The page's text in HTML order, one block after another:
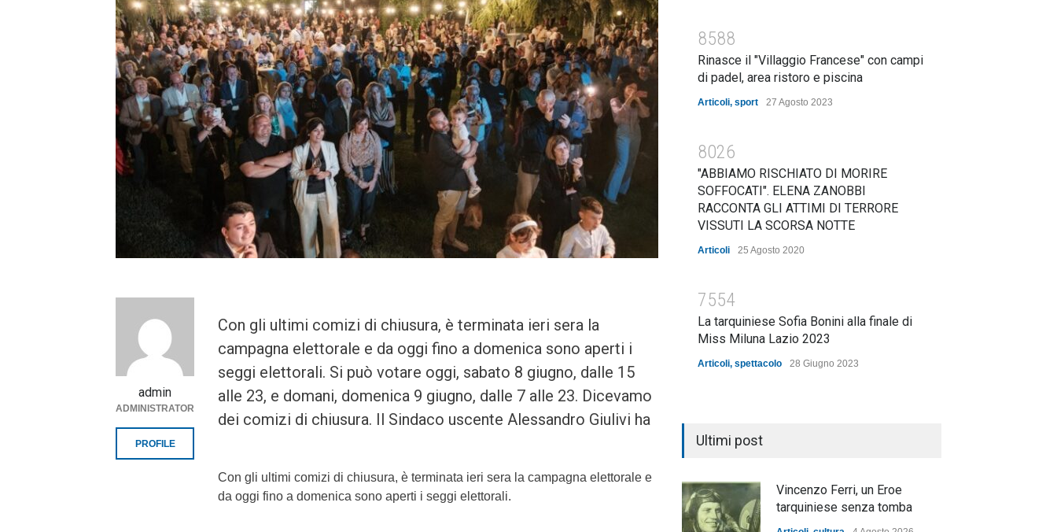
Con gli ultimi comizi di chiusura, è terminata ieri sera la
campagna elettorale e da oggi fino a domenica sono aperti i
seggi elettorali. Si può votare oggi, sabato 8 giugno, dalle 15
alle 23, e domani, domenica 9 giugno, dalle 7 alle 23. Dicevamo
dei comizi di chiusura. Il Sindaco uscente Alessandro Giulivi ha
Con gli ultimi comizi di chiusura, è terminata ieri sera la campagna elettorale e
da oggi fino a domenica sono aperti i seggi elettorali.
admin
ADMINISTRATOR
PROFILE
8588
Rinasce il "Villaggio Francese" con campi
di padel, area ristoro e piscina
Articoli, sport 27 Agosto 2023
8026
"ABBIAMO RISCHIATO DI MORIRE
SOFFOCATI". ELENA ZANOBBI
RACCONTA GLI ATTIMI DI TERRORE
VISSUTI LA SCORSA NOTTE
Articoli 25 Agosto 2020
7554
La tarquiniese Sofia Bonini alla finale di
Miss Miluna Lazio 2023
Articoli, spettacolo 28 Giugno 2023
Ultimi post
Vincenzo Ferri, un Eroe
tarquiniese senza tomba